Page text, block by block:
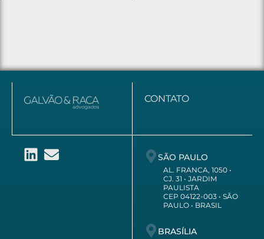
CONTATO
SÃO PAULO
AL. FRANCA, 1050 •
CJ. 31 • JARDIM
PAULISTA
CEP 04122-003 • SÃO
PAULO • BRASIL
BRASÍLIA